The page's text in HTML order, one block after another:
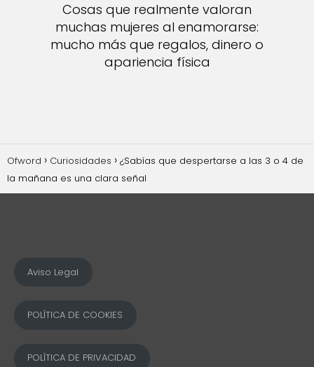
Cosas que realmente valoran
muchas mujeres al enamorarse:
mucho más que regalos, dinero o
apariencia física
Ofword Curiosidades
¿Sabías que despertarse a las 3 o 4 de
la mañana es una clara señal
Aviso Legal
POLÍTICA DE COOKIES
POLÍTICA DE PRIVACIDAD